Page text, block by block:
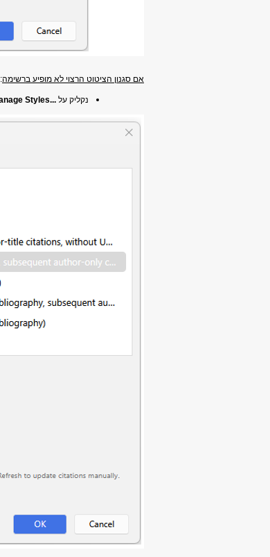
אם סגנון הציטוט הרצוי לא מופיע ברשימה:
נקליק על ...Manage Styles